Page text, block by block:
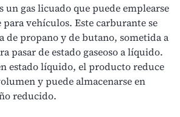
un gas licuado que puede emplearse
vehículos. Este carburante se
depropano y de butano, sometida a
pasar de estado gaseoso a líquido.
estado líquido, el producto reduce
y puede almacenarse en
reducido.